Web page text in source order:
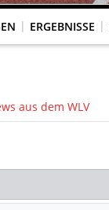
ERGEBNISSE
aus dem WLV